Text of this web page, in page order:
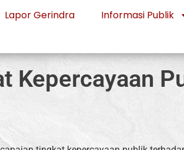
Lapor Gerindra Informasi Publik
Kepercayaan